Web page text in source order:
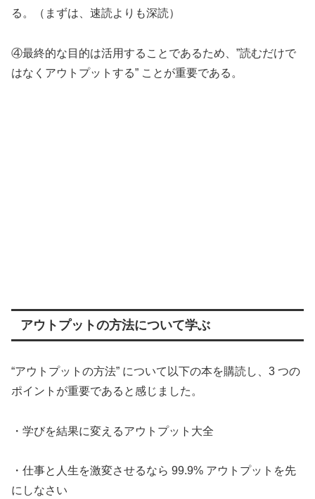
る。（まずは、速読よりも深読）
④最終的な目的は活用することであるため、”読むだけで
はなくアウトプットする” ことが重要である。
アウトプットの方法について学ぶ
“アウトプットの方法” について以下の本を購読し、3 つの
ポイントが重要であると感じました。
・学びを結果に変えるアウトプット大全
・仕事と人生を激変させるなら 99.9% アウトプットを先
にしなさい